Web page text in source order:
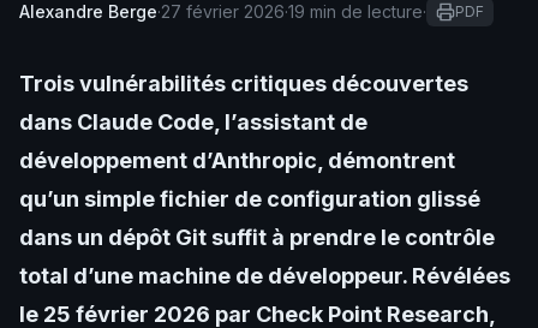
Alexandre Berge·27 février 2026·19 min de lecture· PDF
Trois vulnérabilités critiques découvertes
dans Claude Code, l’assistant de
développement d’Anthropic, démontrent
qu’un simple fichier de configuration glissé
dans un dépôt Git suffit à prendre le contrôle
total d’une machine de développeur. Révélées
le 25 février 2026 par Check Point Research,